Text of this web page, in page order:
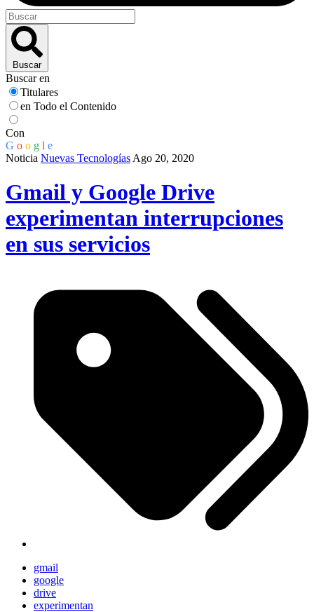
Buscar
Buscar en
Titulares
en Todo el Contenido
Con
G o o g l e
Noticia Nuevas Tecnologías Ago 20, 2020
Gmail y Google Drive
experimentan interrupciones
en sus servicios
gmail
google
drive
experimentan